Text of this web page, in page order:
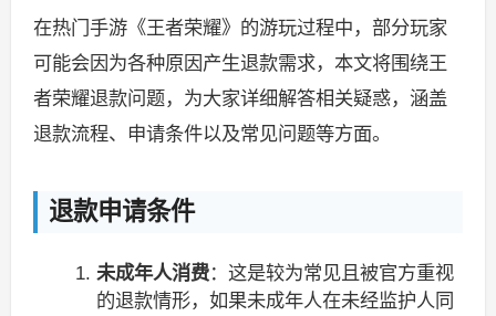
在热门手游《王者荣耀》的游玩过程中，部分玩家
可能会因为各种原因产生退款需求，本文将围绕王
者荣耀退款问题，为大家详细解答相关疑惑，涵盖
退款流程、申请条件以及常见问题等方面。
退款申请条件
未成年人消费：这是较为常见且被官方重视
的退款情形，如果未成年人在未经监护人同